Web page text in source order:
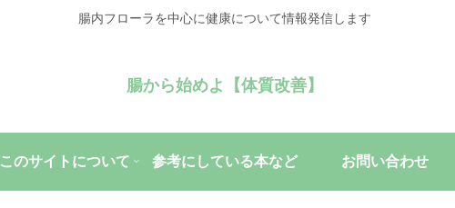
腸内フローラを中心に健康について情報発信します
腸から始めよ【体質改善】
このサイトについて 参考にしている本など お問い合わせ